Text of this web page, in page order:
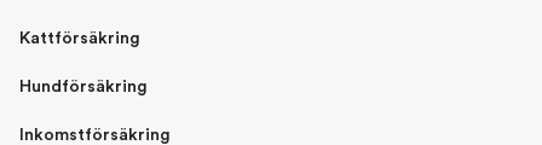
Kattförsäkring
Hundförsäkring
Inkomstförsäkring